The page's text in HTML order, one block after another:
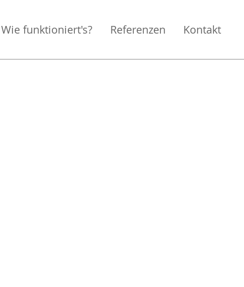
Wie funktioniert's? Referenzen Kontakt